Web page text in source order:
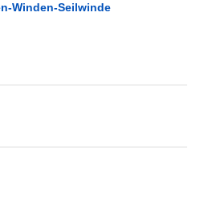
Winden-Seilwinde